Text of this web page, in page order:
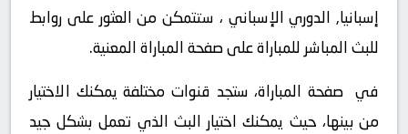
إسبانيا, الدوري الإسباني ، ستتمكن من العثور على روابط
للبث المباشر للمباراة على صفحة المباراة المعنية.
في صفحة المباراة، ستجد قنوات مختلفة يمكنك الاختيار
من بينها، حيث يمكنك اختيار البث الذي تعمل بشكل جيد